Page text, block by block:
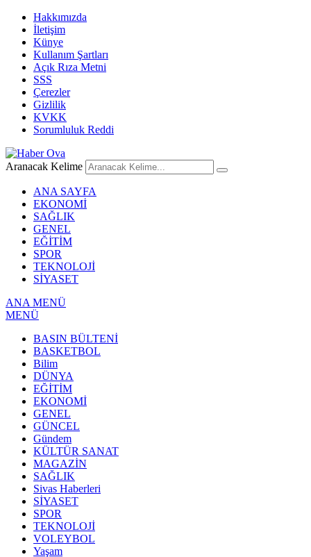
Hakkımızda
İletişim
Künye
Kullanım Şartları
Açık Rıza Metni
SSS
Çerezler
Gizlilik
KVKK
Sorumluluk Reddi
Aranacak Kelime
ANA SAYFA
EKONOMİ
SAĞLIK
GENEL
EĞİTİM
SPOR
TEKNOLOJİ
SİYASET
ANA MENÜ
MENÜ
BASIN BÜLTENİ
BASKETBOL
Bilim
DÜNYA
EĞİTİM
EKONOMİ
GENEL
GÜNCEL
Gündem
KÜLTÜR SANAT
MAGAZİN
SAĞLIK
Sivas Haberleri
SİYASET
SPOR
TEKNOLOJİ
VOLEYBOL
Yaşam